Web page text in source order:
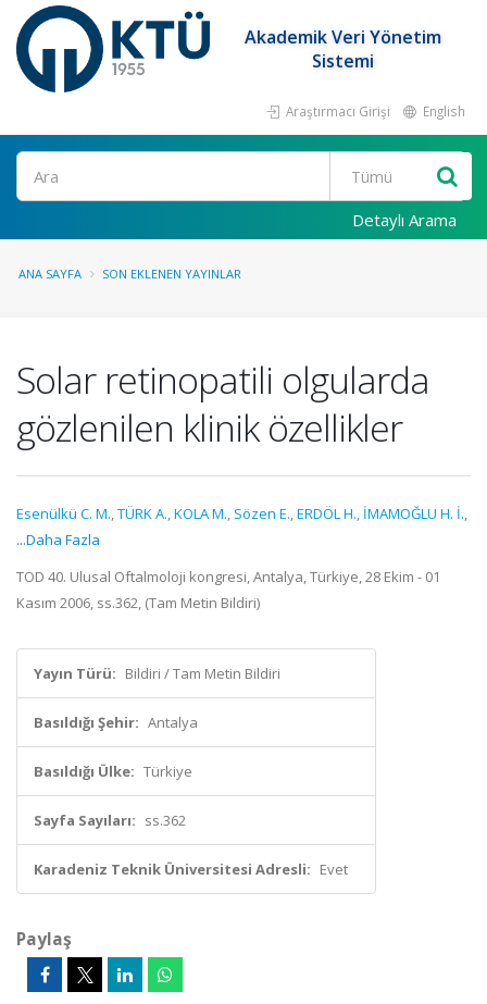
Akademik Veri Yönetim
Sistemi
Araştırmacı Girişi English
Ara
Detaylı Arama
ANA SAYFA SON EKLENEN YAYINLAR
Solar retinopatili olgularda
gözlenilen klinik özellikler
Esenülkü C. M.,TÜRK A.,KOLA M., Sözen E.,ERDÖL H., İMAMOĞLU H. İ.,
...Daha Fazla
TOD 40. Ulusal Oftalmoloji kongresi, Antalya, Türkiye, 28 Ekim - 01
Kasım 2006, ss.362, (Tam Metin Bildiri)
Yayın Türü: Bildiri / Tam Metin Bildiri
Basıldığı Şehir: Antalya
Basıldığı Ülke: Türkiye
Sayfa Sayıları: ss.362
Karadeniz Teknik Üniversitesi Adresli: Evet
Paylaş